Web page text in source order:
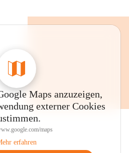
Maps anzuzeigen,
externer Cookies
maps
erfahren